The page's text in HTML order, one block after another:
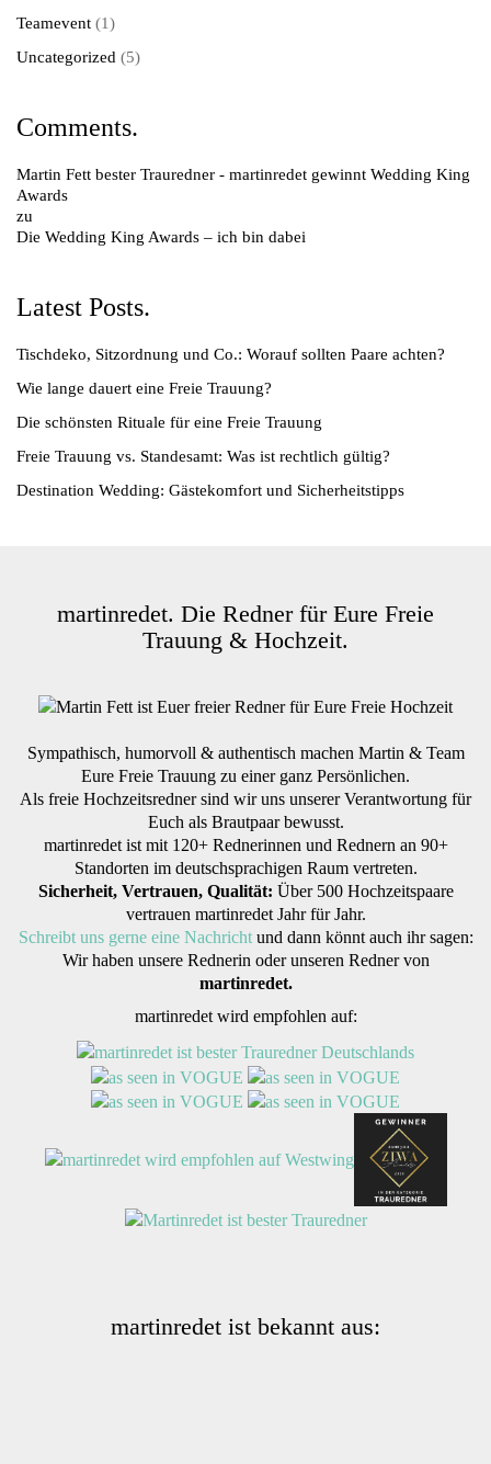
Teamevent (1)
Uncategorized (5)
Comments.
Martin Fett bester Trauredner - martinredet gewinnt Wedding King
Awards
zu
Die Wedding King Awards – ich bin dabei
Latest Posts.
Tischdeko, Sitzordnung und Co.: Worauf sollten Paare achten?
Wie lange dauert eine Freie Trauung?
Die schönsten Rituale für eine Freie Trauung
Freie Trauung vs. Standesamt: Was ist rechtlich gültig?
Destination Wedding: Gästekomfort und Sicherheitstipps
martinredet. Die Redner für Eure Freie
Trauung & Hochzeit.
Sympathisch, humorvoll & authentisch machen Martin & Team
Eure Freie Trauung zu einer ganz Persönlichen.
Als freie Hochzeitsredner sind wir uns unserer Verantwortung für
Euch als Brautpaar bewusst.
martinredet ist mit 120+ Rednerinnen und Rednern an 90+
Standorten im deutschsprachigen Raum vertreten.
Sicherheit, Vertrauen, Qualität: Über 500 Hochzeitspaare
vertrauen martinredet Jahr für Jahr.
Schreibt uns gerne eine Nachrichtund dann könnt auch ihr sagen:
Wir haben unsere Rednerin oder unseren Redner von
martinredet.
martinredet wird empfohlen auf:
martinredet ist bekannt aus: